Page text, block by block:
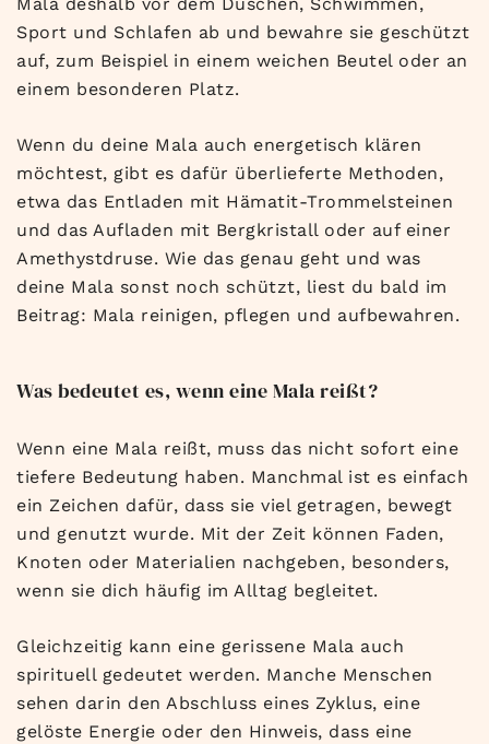
Sport und Schlafen ab und bewahre sie geschützt
auf, zum Beispiel in einem weichen Beutel oder an
einem besonderen Platz.
Wenn du deine Mala auch energetisch klären
möchtest, gibt es dafür überlieferte Methoden,
etwa das Entladen mit Hämatit-Trommelsteinen
und das Aufladen mit Bergkristall oder auf einer
Amethystdruse. Wie das genau geht und was
deine Mala sonst noch schützt, liest du bald im
Beitrag: Mala reinigen, pflegen und aufbewahren.
Was bedeutet es, wenn eine Mala reißt?
Wenn eine Mala reißt, muss das nicht sofort eine
tiefere Bedeutung haben. Manchmal ist es einfach
ein Zeichen dafür, dass sie viel getragen, bewegt
und genutzt wurde. Mit der Zeit können Faden,
Knoten oder Materialien nachgeben, besonders,
wenn sie dich häufig im Alltag begleitet.
Gleichzeitig kann eine gerissene Mala auch
spirituell gedeutet werden. Manche Menschen
sehen darin den Abschluss eines Zyklus, eine
gelöste Energie oder den Hinweis, dass eine